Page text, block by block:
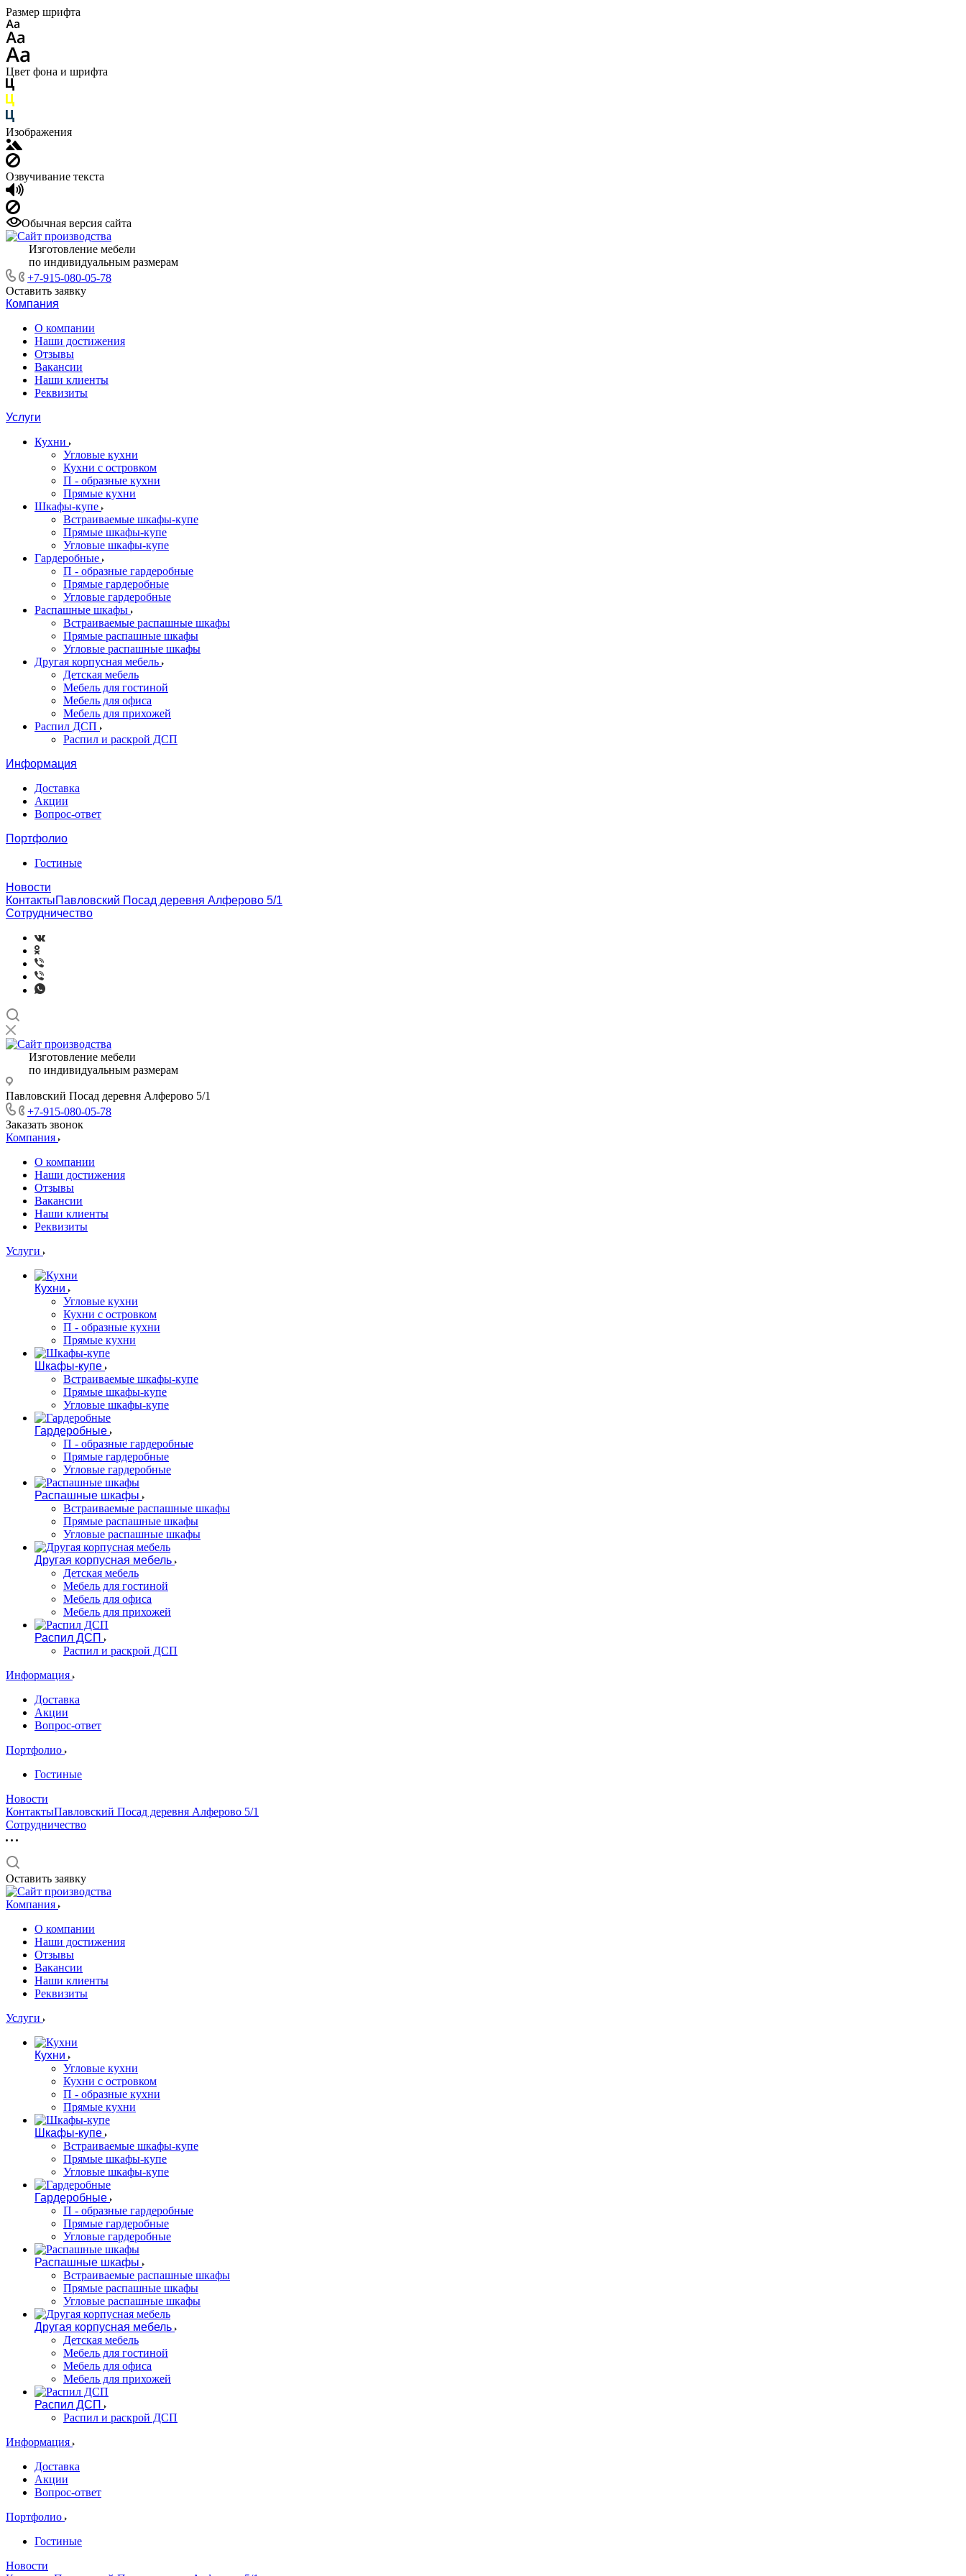
Размер шрифта
Цвет фона и шрифта
Изображения
Озвучивание текста
Обычная версия сайта
Изготовление мебели
по индивидуальным размерам
+7-915-080-05-78
Оставить заявку
Компания
О компании
Наши достижения
Отзывы
Вакансии
Наши клиенты
Реквизиты
Услуги
Кухни
Угловые кухни
Кухни с островком
П - образные кухни
Прямые кухни
Шкафы-купе
Встраиваемые шкафы-купе
Прямые шкафы-купе
Угловые шкафы-купе
Гардеробные
П - образные гардеробные
Прямые гардеробные
Угловые гардеробные
Распашные шкафы
Встраиваемые распашные шкафы
Прямые распашные шкафы
Угловые распашные шкафы
Другая корпусная мебель
Детская мебель
Мебель для гостиной
Мебель для офиса
Мебель для прихожей
Распил ДСП
Распил и раскрой ДСП
Информация
Доставка
Акции
Вопрос-ответ
Портфолио
Гостиные
Новости
КонтактыПавловский Посад деревня Алферово 5/1
Сотрудничество
Изготовление мебели
по индивидуальным размерам
Павловский Посад деревня Алферово 5/1
+7-915-080-05-78
Заказать звонок
Компания
О компании
Наши достижения
Отзывы
Вакансии
Наши клиенты
Реквизиты
Услуги
Кухни
Угловые кухни
Кухни с островком
П - образные кухни
Прямые кухни
Шкафы-купе
Встраиваемые шкафы-купе
Прямые шкафы-купе
Угловые шкафы-купе
Гардеробные
П - образные гардеробные
Прямые гардеробные
Угловые гардеробные
Распашные шкафы
Встраиваемые распашные шкафы
Прямые распашные шкафы
Угловые распашные шкафы
Другая корпусная мебель
Детская мебель
Мебель для гостиной
Мебель для офиса
Мебель для прихожей
Распил ДСП
Распил и раскрой ДСП
Информация
Доставка
Акции
Вопрос-ответ
Портфолио
Гостиные
Новости
КонтактыПавловский Посад деревня Алферово 5/1
Сотрудничество
Оставить заявку
Компания
О компании
Наши достижения
Отзывы
Вакансии
Наши клиенты
Реквизиты
Услуги
Кухни
Угловые кухни
Кухни с островком
П - образные кухни
Прямые кухни
Шкафы-купе
Встраиваемые шкафы-купе
Прямые шкафы-купе
Угловые шкафы-купе
Гардеробные
П - образные гардеробные
Прямые гардеробные
Угловые гардеробные
Распашные шкафы
Встраиваемые распашные шкафы
Прямые распашные шкафы
Угловые распашные шкафы
Другая корпусная мебель
Детская мебель
Мебель для гостиной
Мебель для офиса
Мебель для прихожей
Распил ДСП
Распил и раскрой ДСП
Информация
Доставка
Акции
Вопрос-ответ
Портфолио
Гостиные
Новости